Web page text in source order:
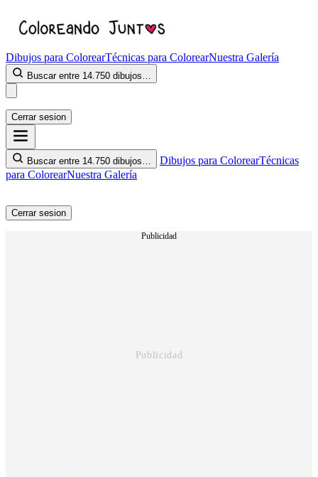
Dibujos para ColorearTécnicas para ColorearNuestra Galería
Buscar entre 14.750 dibujos…
Cerrar sesion
Buscar entre 14.750 dibujos… Dibujos para ColorearTécnicas
para ColorearNuestra Galería
Cerrar sesion
Publicidad